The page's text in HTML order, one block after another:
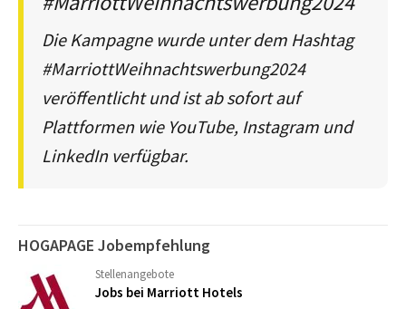
Die Kampagne wurde unter dem Hashtag
#MarriottWeihnachtswerbung2024
veröffentlicht und ist ab sofort auf
Plattformen wie YouTube, Instagram und
LinkedIn verfügbar.
HOGAPAGE Jobempfehlung
Stellenangebote
Jobs bei Marriott Hotels